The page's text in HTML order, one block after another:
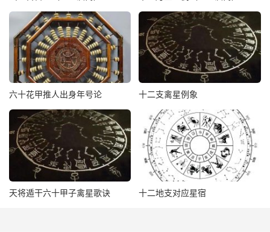
辰时生人若逢春日桃花浪，千尺波涛涌地高。
巳时生人何时能返转，一变到青霄。
午时生人峥嵘头角沧海里，不得兴云志未休。
未时生人茗名剑号虽珠意，井溢泉清本一流。
申时生人枝头鸦噪暮，草里兔游时。
酉时生人昔雨兴庭里，曾劝龙妃宫。
戌时生人虫名百足毒无比，只怕金鸡不怕蛇。
亥时生人腾身沧海里，正是兴云降雨时。
巳年生人肖蛇
子时生人他真龙仰月仰头，表出志气又显威。
丑时生人田园遭竹板，正是半凶半吉时。
六十花甲推人出身年号论 十二支禽星例象
天将遁干六十甲子禽星歌诀 十二地支对应星宿